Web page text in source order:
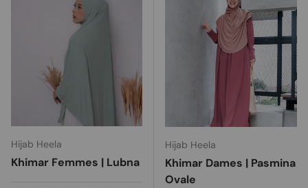
Hijab Heela
Khimar Femmes | Lubna
Hijab Heela
Khimar Dames | Pasmina
Ovale